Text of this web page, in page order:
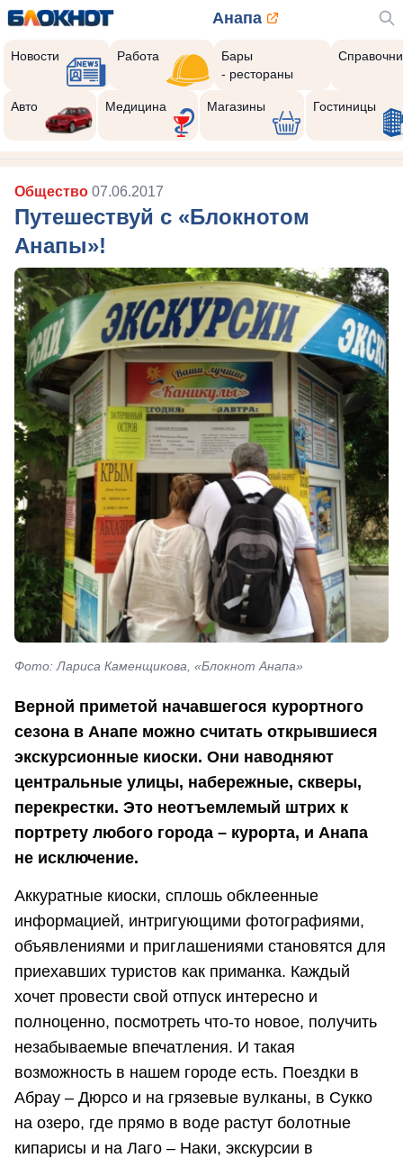
Анапа
Новости Работа
Бары
- рестораны
Авто Медицина Магазины Гостиницы
Общество 07.06.2017
Путешествуй с «Блокнотом
Анапы»!
Фото: Лариса Каменщикова, «Блокнот Анапа»
Верной приметой начавшегося курортного
сезона в Анапе можно считать открывшиеся
экскурсионные киоски. Они наводняют
центральные улицы, набережные, скверы,
перекрестки. Это неотъемлемый штрих к
портрету любого города – курорта, и Анапа
не исключение.
Аккуратные киоски, сплошь обклеенные
информацией, интригующими фотографиями,
объявлениями и приглашениями становятся для
приехавших туристов как приманка. Каждый
хочет провести свой отпуск интересно и
полноценно, посмотреть что-то новое, получить
незабываемые впечатления. И такая
возможность в нашем городе есть. Поездки в
Абрау – Дюрсо и на грязевые вулканы, в Сукко
на озеро, где прямо в воде растут болотные
кипарисы и на Лаго – Наки, экскурсии в